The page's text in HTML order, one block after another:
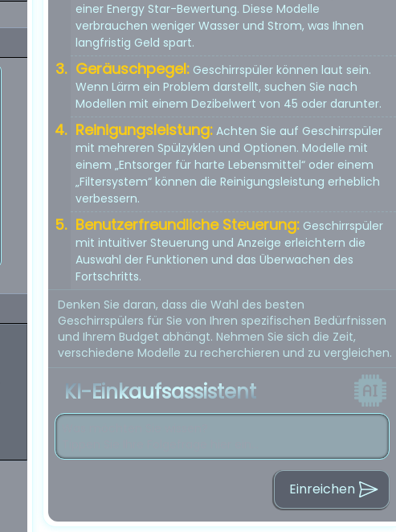
einer Energy Star-Bewertung. Diese Modelle
verbrauchen weniger Wasser und Strom, was Ihnen
langfristig Geld spart.
Geräuschpegel: Geschirrspüler können laut sein.
Wenn Lärm ein Problem darstellt, suchen Sie nach
Modellen mit einem Dezibelwert von 45 oder darunter.
Reinigungsleistung: Achten Sie auf Geschirrspüler
mit mehreren Spülzyklen und Optionen. Modelle mit
einem „Entsorger für harte Lebensmittel“ oder einem
„Filtersystem“ können die Reinigungsleistung erheblich
verbessern.
Benutzerfreundliche Steuerung: Geschirrspüler
mit intuitiver Steuerung und Anzeige erleichtern die
Auswahl der Funktionen und das Überwachen des
Fortschritts.
Denken Sie daran, dass die Wahl des besten
Geschirrspülers für Sie von Ihren spezifischen Bedürfnissen
und Ihrem Budget abhängt. Nehmen Sie sich die Zeit,
verschiedene Modelle zu recherchieren und zu vergleichen.
KI-Einkaufsassistent
Einreichen